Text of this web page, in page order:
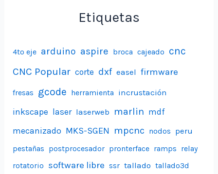
Etiquetas
4to eje arduino aspire broca cajeado cnc
CNC Popular corte dxf easel firmware
fresas gcode herramienta incrustación
inkscape laser laserweb marlin mdf
mecanizado MKS-SGEN mpcnc nodos peru
pestañas postprocesador pronterface ramps relay
rotatorio software libre ssr tallado tallado3d